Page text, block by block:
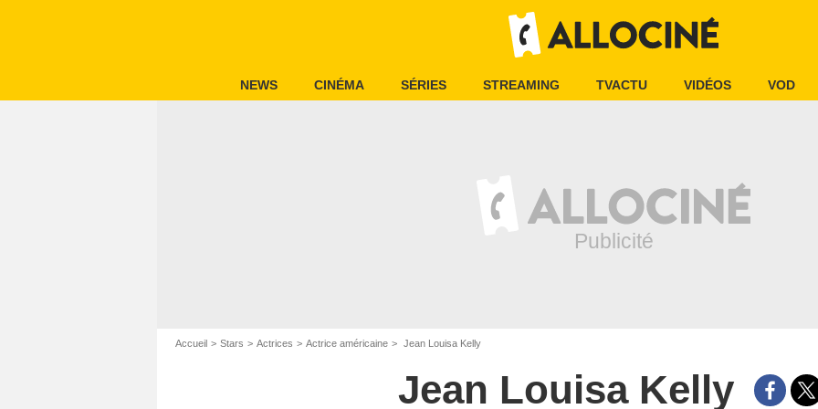
NEWS CINÉMA SÉRIES STREAMING TVACTU VIDÉOS VOD
Accueil Stars Actrices Actrice américaine Jean Louisa Kelly
Jean Louisa Kelly